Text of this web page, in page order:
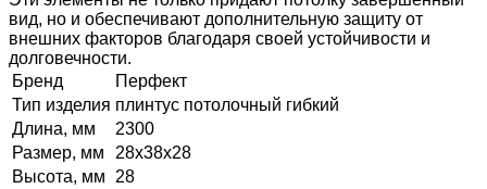
вид, но и обеспечивают дополнительную защиту от
внешних факторов благодаря своей устойчивости и
долговечности.
Бренд
Перфект
Тип изделия плинтус потолочный гибкий
Длина, мм
2300
Размер, мм
28х38х28
Высота, мм
28